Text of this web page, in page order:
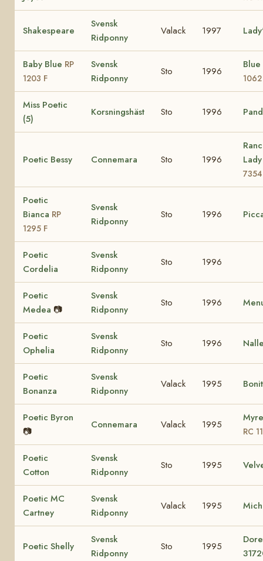
Shakespeare
Svensk
Ridponny
Valack 1997
Baby Blue RP
1203 F
Svensk
Ridponny
Sto 1996
1062
Miss Poetic
(5)
Korsningshäst Sto 1996
Poetic Bessy Connemara Sto 1996
7354
Poetic
Bianca RP
1295 F
Svensk
Ridponny
Sto 1996
Poetic
Cordelia
Svensk
Ridponny
Sto 1996
Poetic
Medea 📷
Svensk
Ridponny
Sto 1996
Poetic
Ophelia
Svensk
Ridponny
Sto 1996
Poetic
Bonanza
Svensk
Ridponny
Valack 1995
Poetic Byron
📷
Connemara Valack 1995
RC
Poetic
Cotton
Svensk
Ridponny
Sto 1995
Poetic MC
Cartney
Svensk
Ridponny
Valack 1995
Poetic Shelly
Svensk
Ridponny
Sto 1995